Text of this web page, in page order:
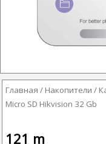
Главная / Накопители /
Micro SD Hikvision 32 Gb
121 m